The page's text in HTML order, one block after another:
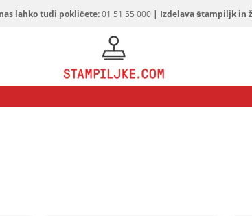
lahko tudi pokličete:01 51 55 000| Izdelava štampiljk in